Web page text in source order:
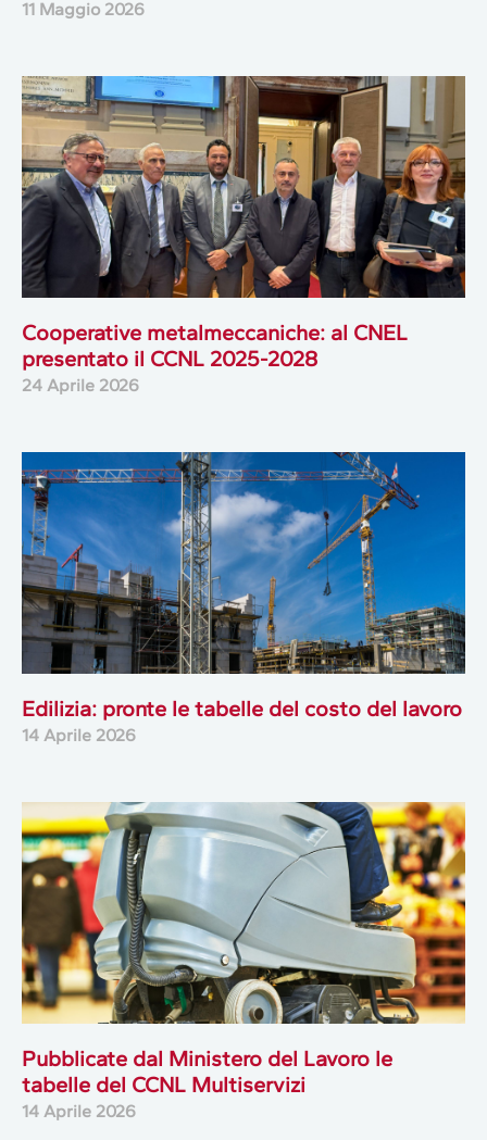
11 Maggio 2026
Cooperative metalmeccaniche: al CNEL
presentato il CCNL 2025-2028
24 Aprile 2026
Edilizia: pronte le tabelle del costo del lavoro
14 Aprile 2026
Pubblicate dal Ministero del Lavoro le
tabelle del CCNL Multiservizi
14 Aprile 2026